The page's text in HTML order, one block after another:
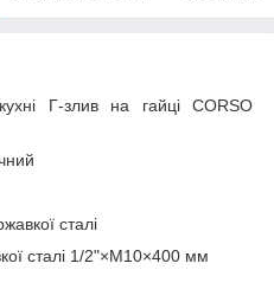
Г-злив на гайці CORSO
сталі
сталі 1/2"×M10×400 мм